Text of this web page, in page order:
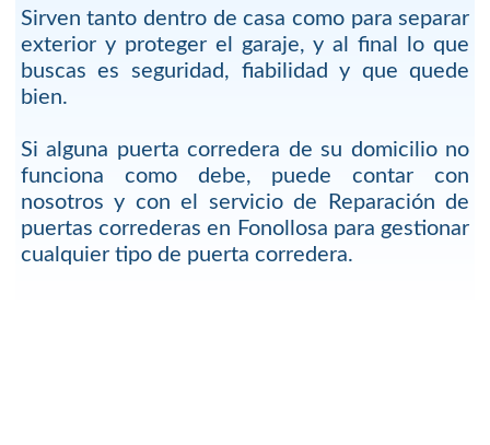
Sirven tanto dentro de casa como para separar
exterior y proteger el garaje, y al final lo que
buscas es seguridad, fiabilidad y que quede
bien.
Si alguna puerta corredera de su domicilio no
funciona como debe, puede contar con
nosotros y con el servicio de Reparación de
puertas correderas en Fonollosa para gestionar
cualquier tipo de puerta corredera.